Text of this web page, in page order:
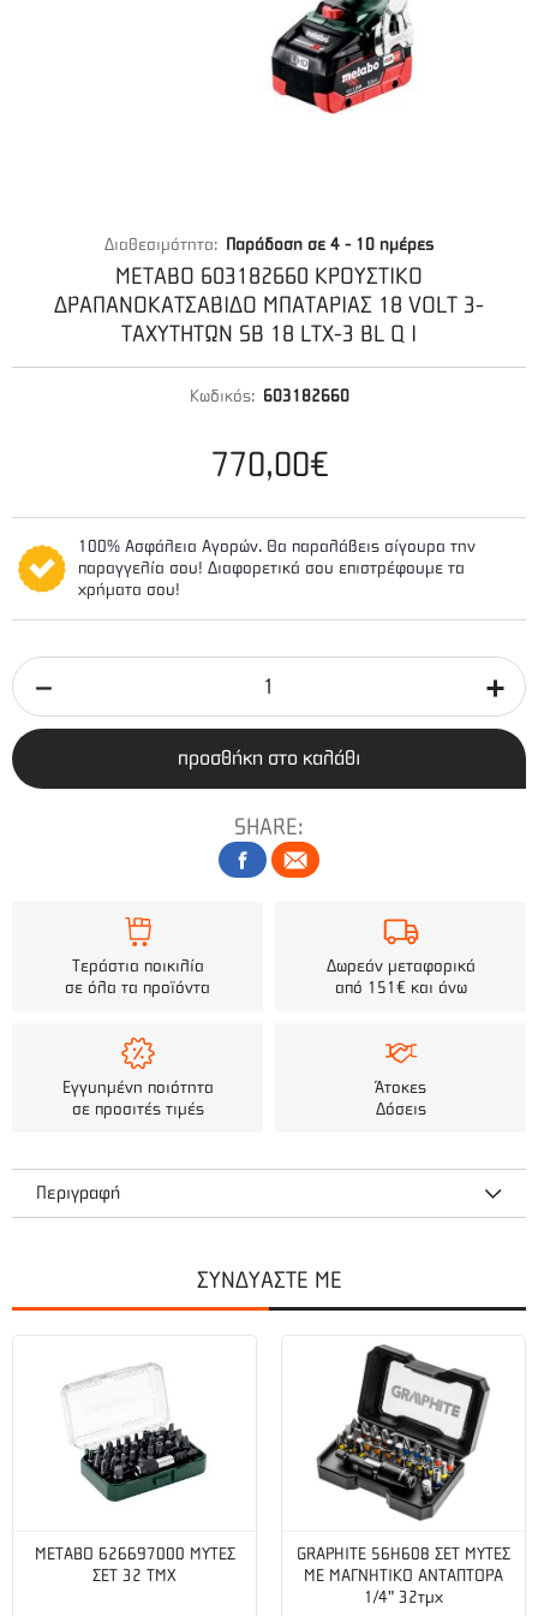
Διαθεσιμότητα: Παράδοση σε 4 - 10 ημέρες
METABO 603182660 ΚΡΟΥΣΤΙΚΟ
ΔΡΑΠΑΝΟΚΑΤΣΑΒΙΔΟ ΜΠΑΤΑΡΙΑΣ 18 VOLT 3-
ΤΑΧΥΤΗΤΩΝ SB 18 LTX-3 BL Q I
Κωδικός: 603182660
770,00€
100% Ασφάλεια Αγορών. Θα παραλάβεις σίγουρα την
παραγγελία σου! Διαφορετικά σου επιστρέφουμε τα
χρήματα σου!
προσθήκη στο καλάθι
SHARE:
Τεράστια ποικιλία
σε όλα τα προϊόντα
Δωρεάν μεταφορικά
από 151€ και άνω
Εγγυημένη ποιότητα
σε προσιτές τιμές
Άτοκες
Δόσεις
Περιγραφή
LTX-3 BL Q I 18 Volt από την Metabo.
Κρουστικό δραπανοκατσάβιδο 3 ταχυτήτων χωρίς
ψύκτρες με μέγιστη ισχύ, ιδανικό για απαιτητικές
μεταλλικές εφαρμογές
Ρύθμιση τρίτης ταχύτητας με υψηλή ροπή (max.
4.000/min) για εκτεταμένο εύρος εφαρμογών και ακόμη
ταχύτερη πρόοδο
τρυπήματος, ειδικά σε μέταλλα
Λειτουργία κρούσης για διάτρηση σε τοιχοποιία
ΣΥΝΔΥΑΣΤΕ ΜΕ
METABO 626697000 ΜΥΤΕΣ
ΣΕΤ 32 ΤΜΧ
GRAPHITE 56H608 ΣΕΤ ΜΥΤΕΣ
ΜΕ ΜΑΓΝΗΤΙΚΟ ΑΝΤΑΠΤΟΡΑ
1/4" 32τμχ